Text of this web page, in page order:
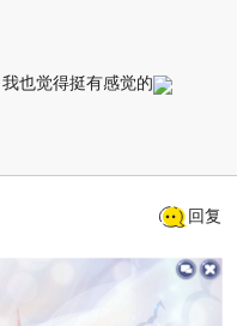
也觉得挺有感觉的
回复